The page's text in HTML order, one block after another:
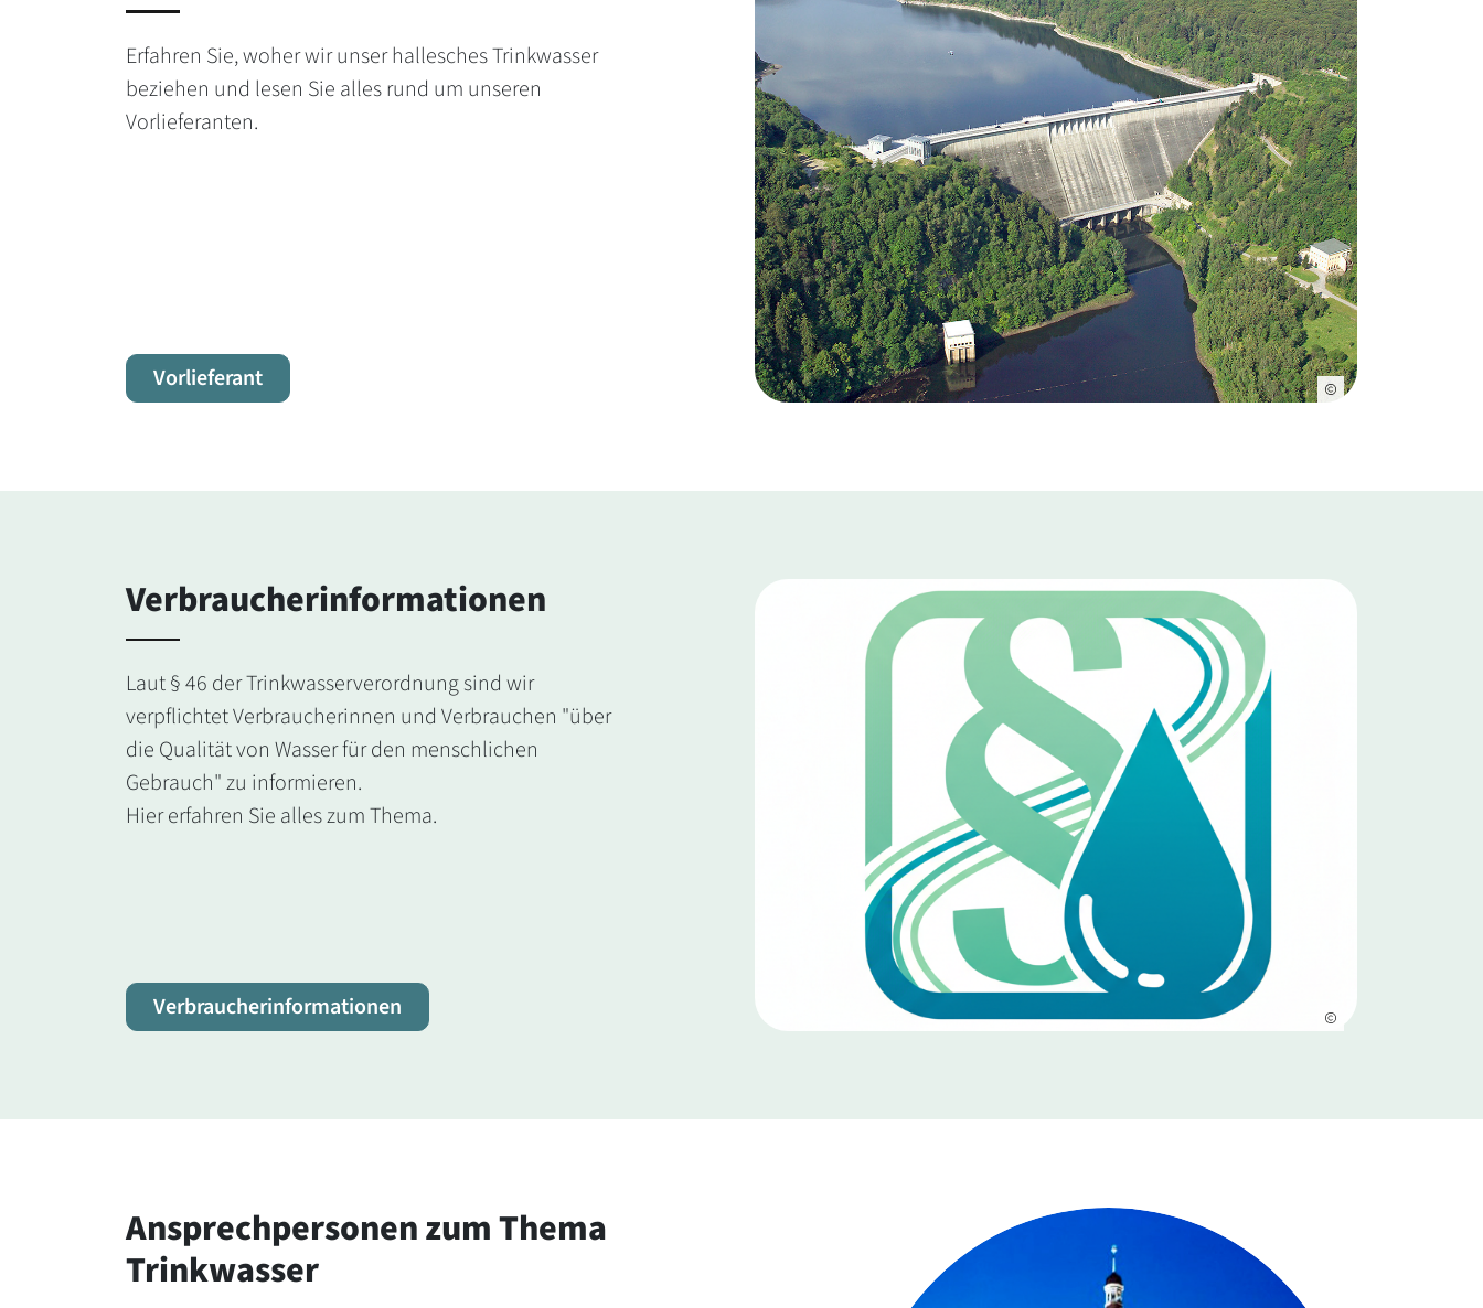
Erfahren Sie, woher wir unser hallesches Trinkwasser
beziehen und lesen Sie alles rund um unseren
Vorlieferanten.
Vorlieferant
Verbraucherinformationen
Laut § 46 der Trinkwasserverordnung sind wir
verpflichtet Verbraucherinnen und Verbrauchen "über
die Qualität von Wasser für den menschlichen
Gebrauch" zu informieren.
Hier erfahren Sie alles zum Thema.
Verbraucherinformationen
Ansprechpersonen zum Thema
Trinkwasser